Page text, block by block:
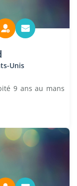
Unis
9 ans au mans